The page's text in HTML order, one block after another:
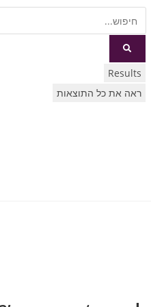
Results
ראה את כל התוצאות